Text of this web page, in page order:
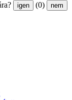
igen (0) nem